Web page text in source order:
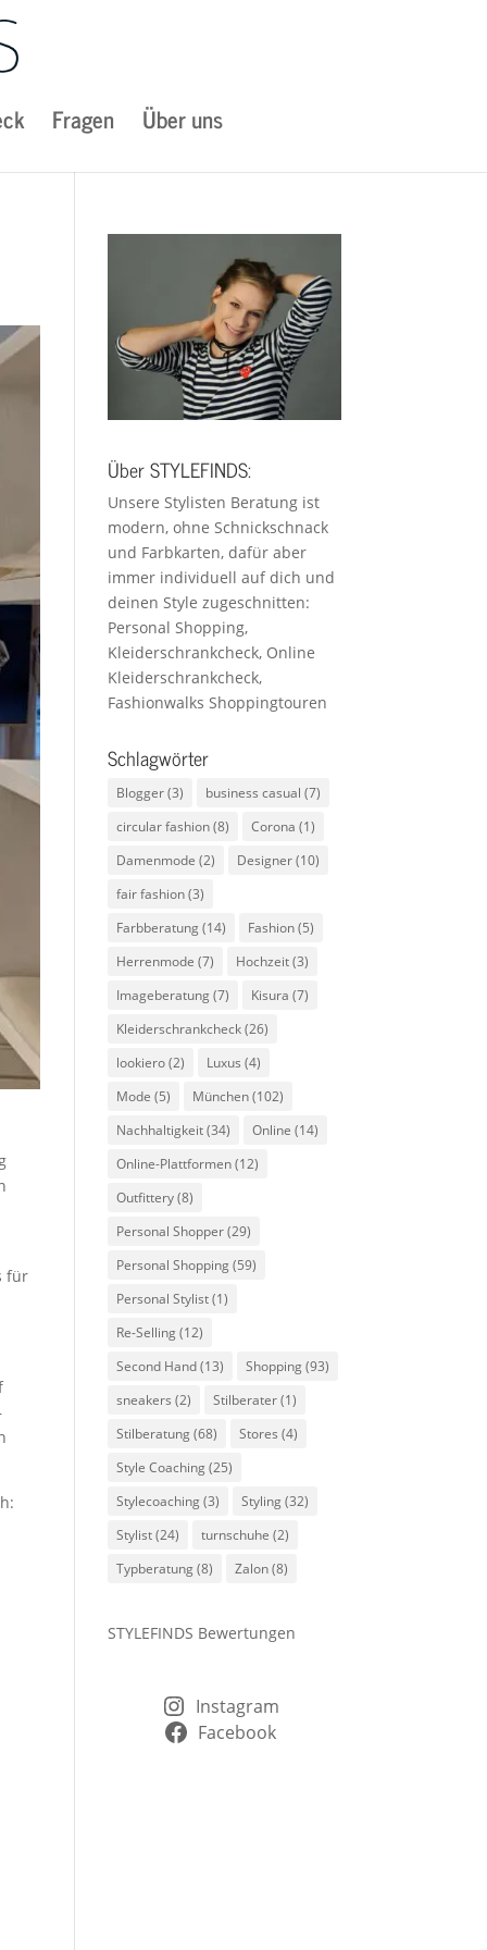
Fragen Über uns
für
Über STYLEFINDS:
Unsere Stylisten Beratung ist
modern, ohne Schnickschnack
und Farbkarten, dafür aber
immer individuell auf dich und
deinen Style zugeschnitten:
Personal Shopping,
Kleiderschrankcheck, Online
Kleiderschrankcheck,
Fashionwalks Shoppingtouren
Schlagwörter
Blogger(3) business casual (7)
circular fashion(8) Corona (1)
Damenmode (2) Designer(10)
fair fashion(3)
Farbberatung(14) Fashion(5)
Herrenmode (7) Hochzeit(3)
Imageberatung(7) Kisura (7)
Kleiderschrankcheck(26)
lookiero(2) Luxus (4)
Mode (5) München(102)
Nachhaltigkeit(34) Online (14)
Online-Plattformen(12)
Outfittery(8)
Personal Shopper(29)
Personal Shopping(59)
Personal Stylist(1)
Re-Selling(12)
Second Hand(13) Shopping(93)
sneakers (2) Stilberater(1)
Stilberatung(68) Stores (4)
Style Coaching(25)
Stylecoaching(3) Styling(32)
Stylist(24) turnschuhe (2)
Typberatung(8) Zalon(8)
STYLEFINDS Bewertungen
Instagram
Facebook